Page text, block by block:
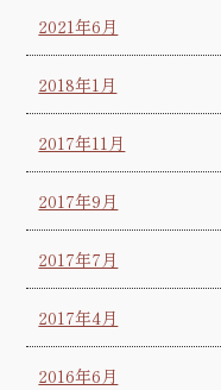
2021年6月
2018年1月
2017年11月
2017年9月
2017年7月
2017年4月
2016年6月